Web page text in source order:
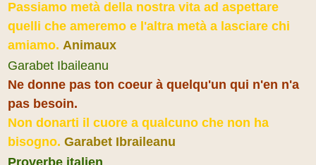
Passiamo metà della nostra vita ad aspettare
quelli che ameremo e l'altra metà a lasciare chi
amiamo. Animaux
Garabet Ibaileanu
Ne donne pas ton coeur à quelqu'un qui n'en n'a
pas besoin.
Non donarti il cuore a qualcuno che non ha
bisogno. Garabet Ibraileanu
Proverbe italien